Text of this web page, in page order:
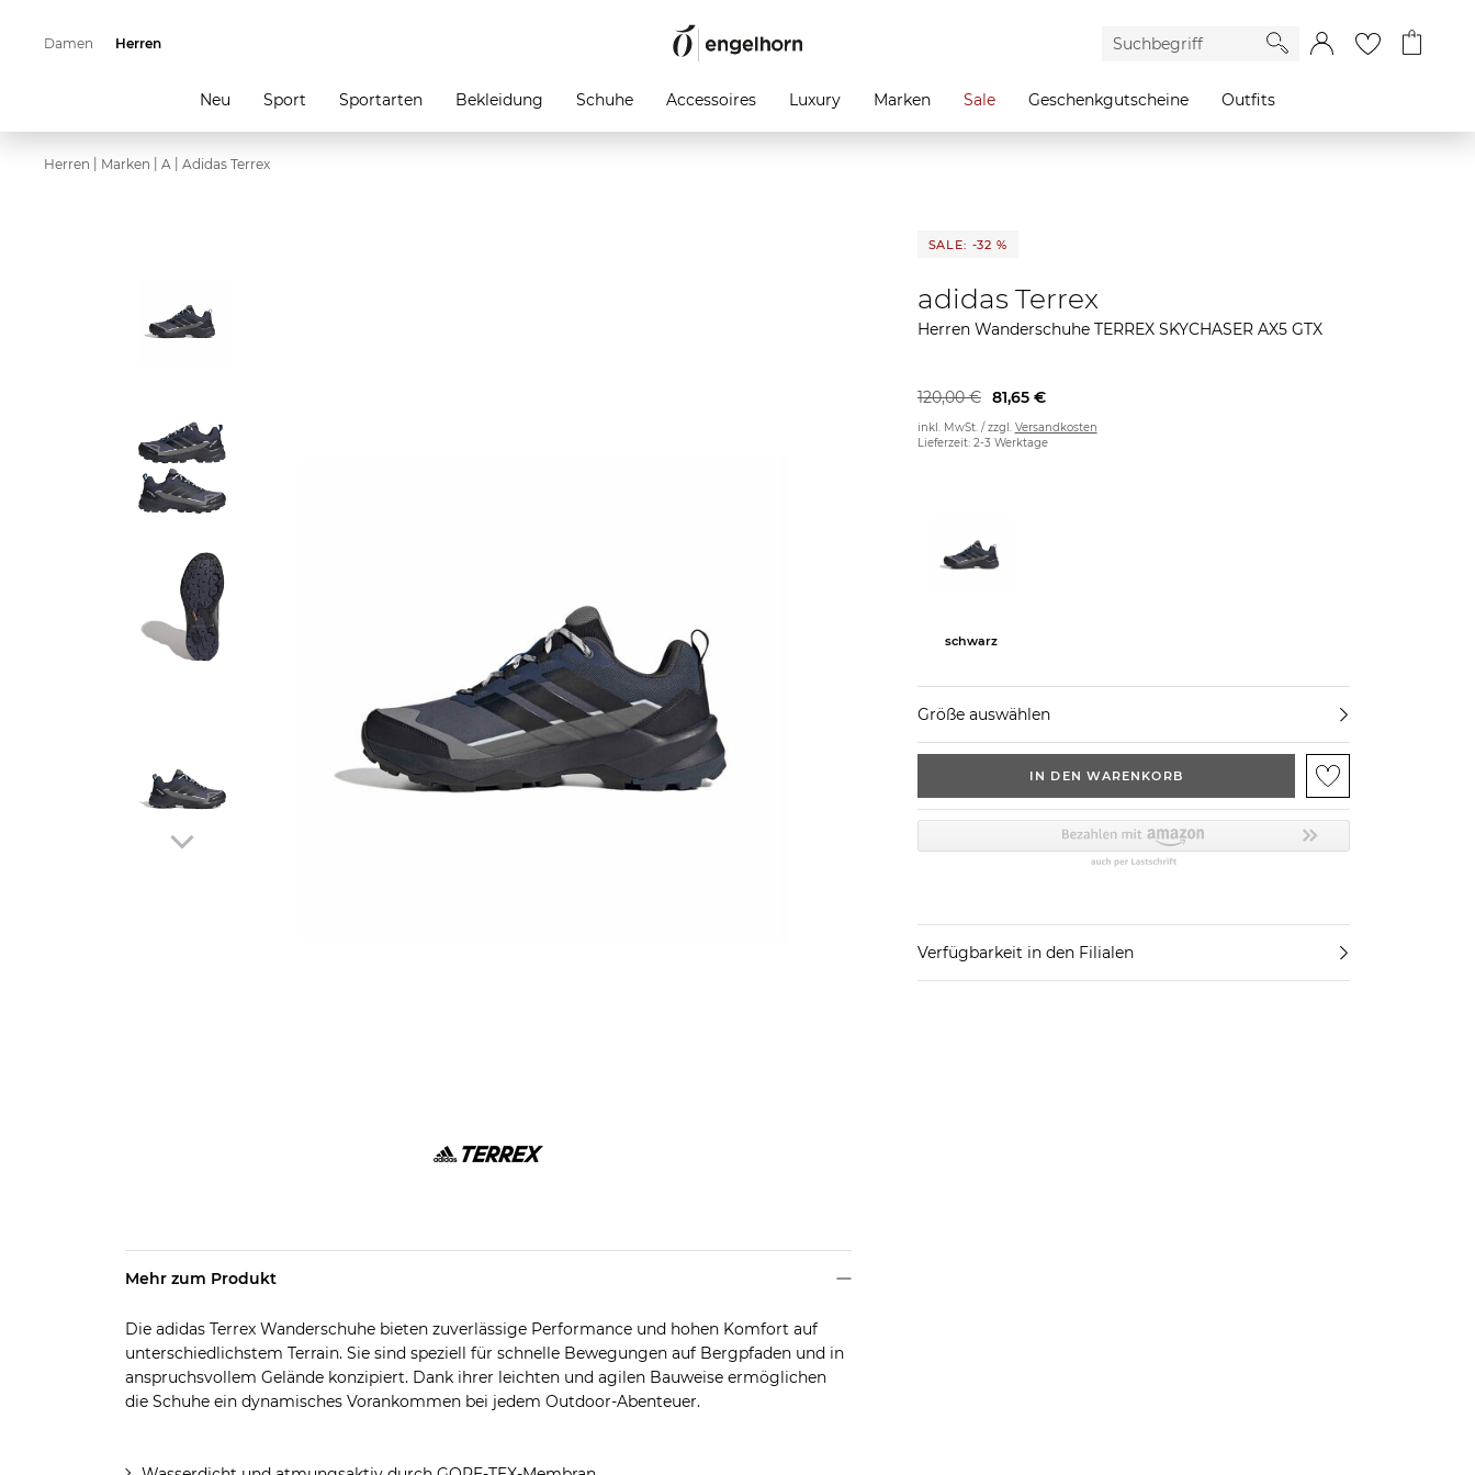
Damen Herren
Neu Sport Sportarten Bekleidung Schuhe Accessoires Luxury Marken Sale Geschenkgutscheine Outfits
Herren Marken A Adidas Terrex
SALE: -32 %
adidas Terrex
Herren Wanderschuhe TERREX SKYCHASER AX5 GTX
81,65 €
120,00 €
inkl. MwSt. / zzgl. Versandkosten
Lieferzeit: 2-3 Werktage
schwarz
Größe auswählen
IN DEN WARENKORB
Verfügbarkeit in den Filialen
Mehr zum Produkt
Die adidas Terrex Wanderschuhe bieten zuverlässige Performance und hohen Komfort auf
unterschiedlichstem Terrain. Sie sind speziell für schnelle Bewegungen auf Bergpfaden und in
anspruchsvollem Gelände konzipiert. Dank ihrer leichten und agilen Bauweise ermöglichen
die Schuhe ein dynamisches Vorankommen bei jedem Outdoor-Abenteuer.